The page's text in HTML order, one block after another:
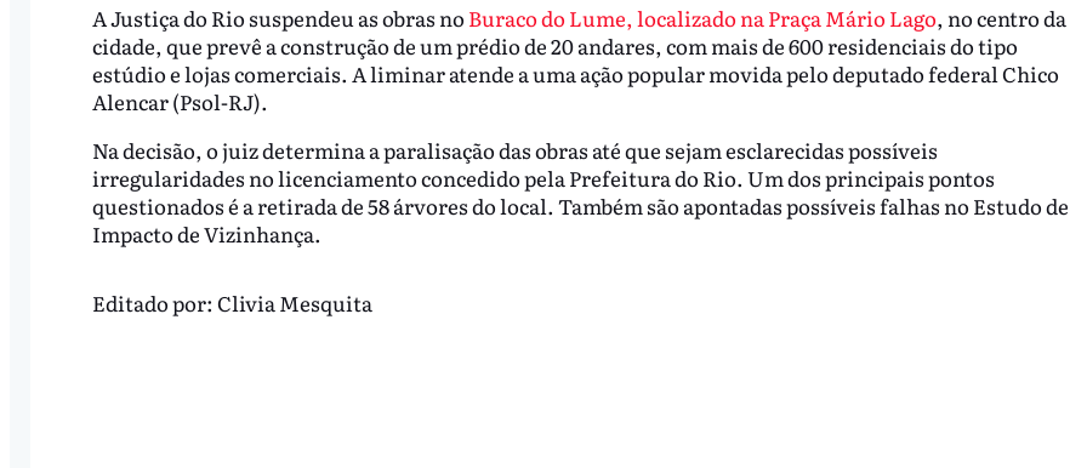
A Justiça do Rio suspendeu as obras no Buraco do Lume, localizado na Praça Mário Lago, no centro da
cidade, que prevê a construção de um prédio de 20 andares, com mais de 600 residenciais do tipo
estúdio e lojas comerciais. A liminar atende a uma ação popular movida pelo deputado federal Chico
Alencar (Psol-RJ).
Na decisão, o juiz determina a paralisação das obras até que sejam esclarecidas possíveis
irregularidades no licenciamento concedido pela Prefeitura do Rio. Um dos principais pontos
questionados é a retirada de 58 árvores do local. Também são apontadas possíveis falhas no Estudo de
Impacto de Vizinhança.
Editado por: Clivia Mesquita